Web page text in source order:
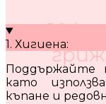
10
1. Хигиена:
Поддържайте
като
къпане и